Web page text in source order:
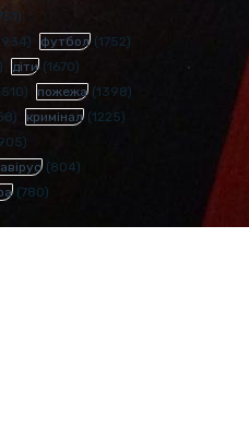
футбол(1752)
діти(1670)
пожежа(1398)
кримінал(1225)
(804)
(780)